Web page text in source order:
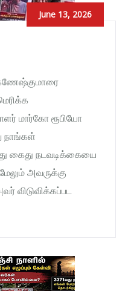
June 13, 2026
மார்கோ ரூபியோ
நாங்கள்
கைது நடவடிக்கையை
அவருக்கு
விடுவிக்கப்பட